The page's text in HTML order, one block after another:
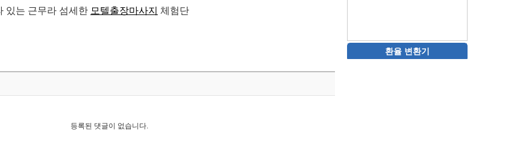
있는 근무라 섬세한 모텔출장마사지 체험단
등록된 댓글이 없습니다.
환율 변환기